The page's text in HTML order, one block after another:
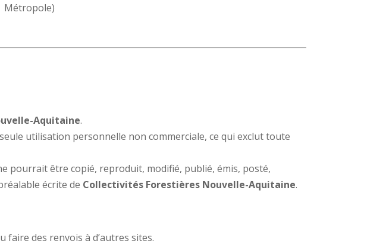
Métropole)
Aquitaine.
utilisation personnelle non commerciale, ce qui exclut toute
pourrait être copié, reproduit, modifié, publié, émis, posté,
écrite de Collectivités Forestières Nouvelle-Aquitaine.
faire des renvois à d’autres sites.